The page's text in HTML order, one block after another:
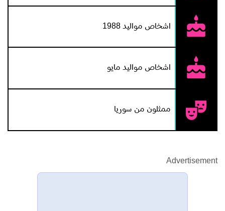
اشخاص مواليد 1988
اشخاص مواليد مايو
ممثلون من سوريا
Advertisement